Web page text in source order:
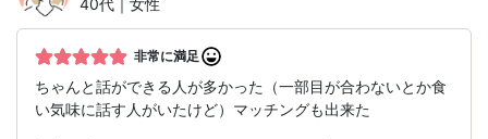
40代｜女性
非常に満足
ちゃんと話ができる人が多かった（一部目が合わないとか食
い気味に話す人がいたけど）マッチングも出来た